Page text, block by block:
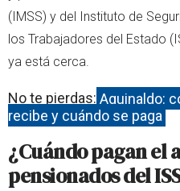
(IMSS) y del Instituto de
los Trabajadores del Estado
ya está cerca.
No te pierdas: Aguinaldo:
recibe y cuándo se paga
¿Cuándo pagan el
pensionados del